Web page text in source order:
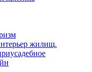
жилищ.